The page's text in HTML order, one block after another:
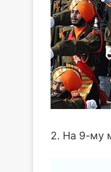
2. На 9-му